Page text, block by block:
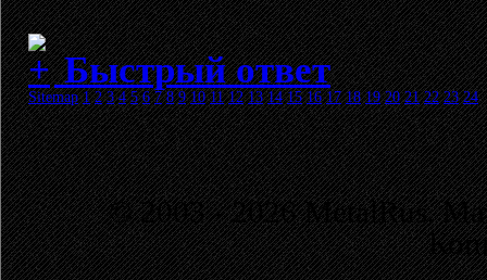
Быстрый ответ
Sitemap 1 2 3 4 5 6 7 8 9 10 11 12 13 14 15 16 17 18 19 20 21 22 23 24
© 2003 - 2026 MetalRus.